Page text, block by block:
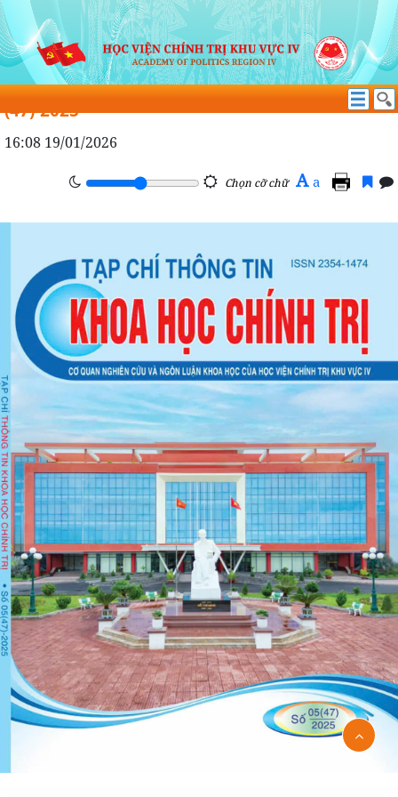
THÔNG TIN KHOA HỌC CHÍNH TRỊ
THÔNG TIN KHOA HỌC CHÍNH TRỊ SỐ 05
(47)-2025
16:08 19/01/2026
Chọn cỡ chữ A a